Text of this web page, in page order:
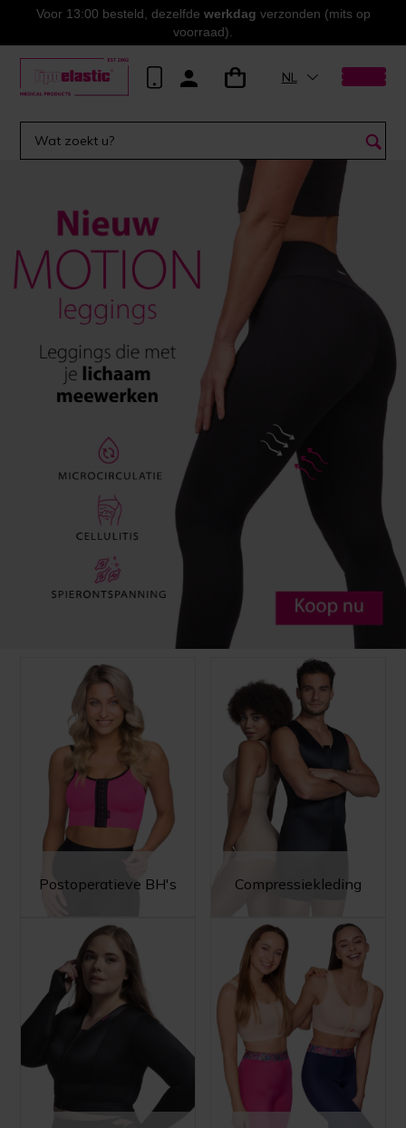
Voor 13:00 besteld, dezelfde werkdag verzonden (mits op
voorraad).
NL
Postoperatieve BH's Compressiekleding